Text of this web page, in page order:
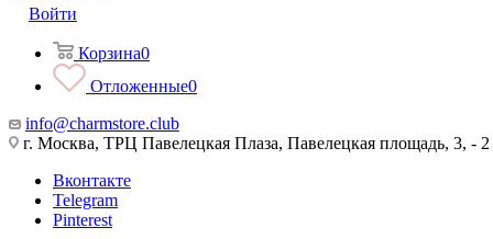
Войти
Корзина0
Отложенные0
info@charmstore.club
г. Москва, ТРЦ Павелецкая Плаза, Павелецкая площадь, 3, - 2
Вконтакте
Telegram
Pinterest